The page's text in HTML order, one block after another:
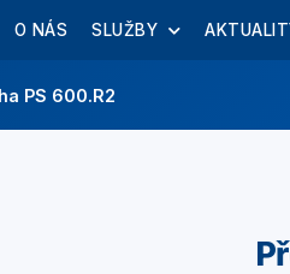
O NÁS SLUŽBY
PS 600.R2